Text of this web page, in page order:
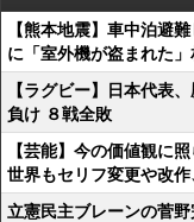
【熊本地震】車中泊避
に「室外機が盗まれた
【ラグビー】日本代表
負け ８戦全敗
【芸能】今の価値観に
世界もセリフ変更や改
立憲民主ブレーンの菅